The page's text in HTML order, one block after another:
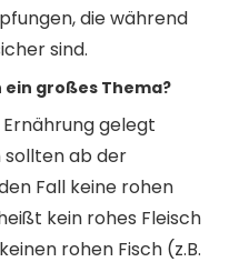
die während
sind.
großes Thema?
gelegt
sollten ab der
Fall keine rohen
kein rohes Fleisch
rohen Fisch (z.B.